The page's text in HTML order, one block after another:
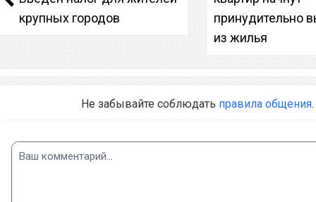
крупных городов
принудительно
из жилья
Не забывайте соблюдать правила общения.